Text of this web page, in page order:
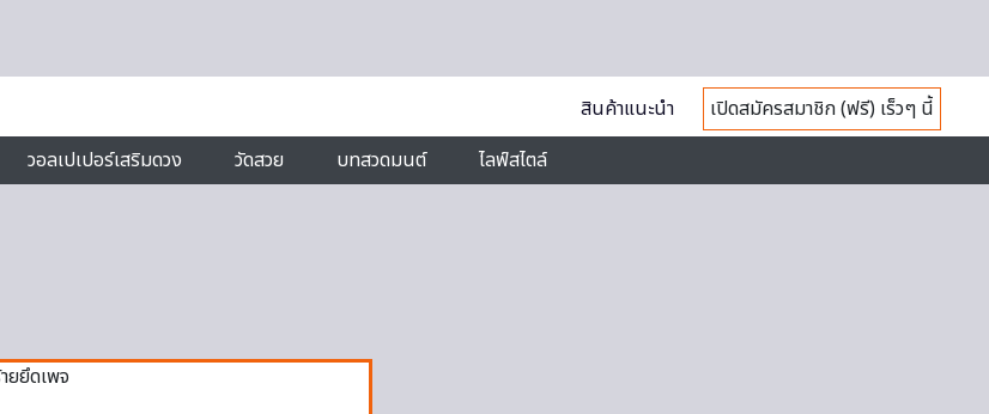
สินค้าแนะนำ
เปิดสมัครสมาชิก (ฟรี) เร็วๆ นี้
วอลเปเปอร์เสริมดวง วัดสวย บทสวดมนต์ ไลฟ์สไตล์